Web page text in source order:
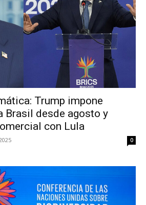
Trump impone
Brasil desde agosto y
con Lula
0